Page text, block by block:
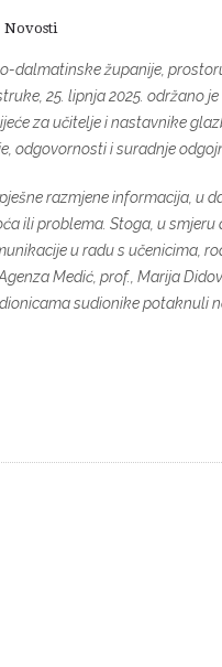
Novosti
dalmatinske županije,
25. lipnja 2025. održano
za učitelje i nastavnike
odgovornosti i suradnje
razmjene informacija, u
ili problema. Stoga, u
u radu s učenicima,
Medić, prof., Marija
sudionike potaknuli